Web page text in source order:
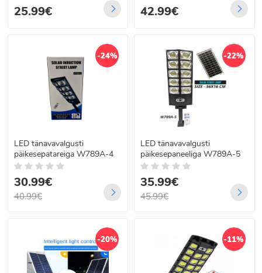
25.99€ 42.99€
-24%
LED tänavavalgusti
päikesepatareiga W789A-4
30.99€
40.99€
-22%
LED tänavavalgusti
päikesepaneeliga W789A-5
35.99€
45.99€
-20% -11%